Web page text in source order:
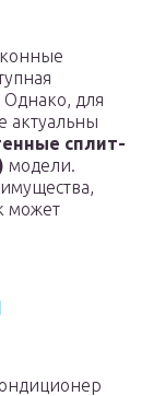
Однако, для
актуальны
сплит-
модели.
может